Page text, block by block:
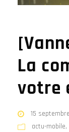
La
votre
15
actu-mobile,